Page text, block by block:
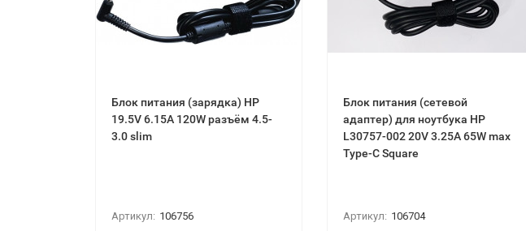
Блок питания (зарядка) HP
19.5V 6.15A 120W разъём 4.5-
3.0 slim
Артикул: 106756
Блок питания (сетевой
адаптер) для ноутбука HP
L30757-002 20V 3.25A 65W max
Type-C Square
Артикул: 106704